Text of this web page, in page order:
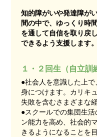
知的障がいや発達障が
間の中で、ゆっくり時
を通して自信を取り戻
できるよう支援します。
１・２回生（自立訓
●社会人を意識した上
身につけます。カリキ
失敗を含むさまざまな
●スクールでの集団生
ン能力を高め、社会的
きるようになることを